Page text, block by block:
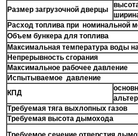
Размер загрузочной дверцы
Расход топлива при номинальной
Объем бункера для топлива
Максимальная температура воды
Непрерывность сгорания
Максимальное рабочее давление
Испытываемое давление
КПД
Требуемая тяга выхлопных газов
Требуемая высота дымохода